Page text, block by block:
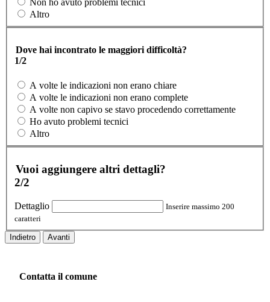
Non ho avuto problemi tecnici
Altro
Dove hai incontrato le maggiori difficoltà?
1/2
A volte le indicazioni non erano chiare
A volte le indicazioni non erano complete
A volte non capivo se stavo procedendo correttamente
Ho avuto problemi tecnici
Altro
Vuoi aggiungere altri dettagli?
2/2
Dettaglio
Inserire massimo 200
caratteri
Indietro Avanti
Contatta il comune